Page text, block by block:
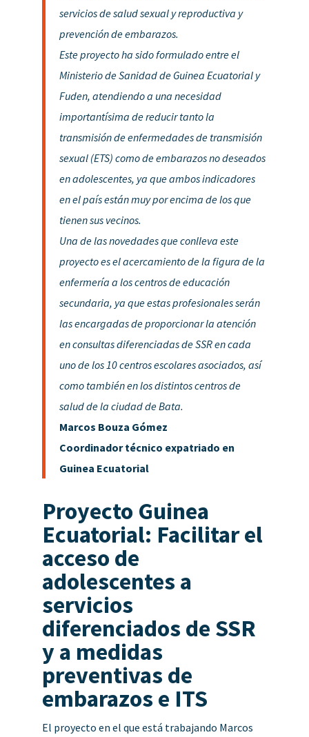
servicios de salud sexual y reproductiva y
prevención de embarazos.
Este proyecto ha sido formulado entre el
Ministerio de Sanidad de Guinea Ecuatorial y
Fuden, atendiendo a una necesidad
importantísima de reducir tanto la
transmisión de enfermedades de transmisión
sexual (ETS) como de embarazos no deseados
en adolescentes, ya que ambos indicadores
en el país están muy por encima de los que
tienen sus vecinos.
Una de las novedades que conlleva este
proyecto es el acercamiento de la figura de la
enfermería a los centros de educación
secundaria, ya que estas profesionales serán
las encargadas de proporcionar la atención
en consultas diferenciadas de SSR en cada
uno de los 10 centros escolares asociados, así
como también en los distintos centros de
salud de la ciudad de Bata.
Marcos Bouza Gómez
Coordinador técnico expatriado en
Guinea Ecuatorial
Proyecto Guinea
Ecuatorial: Facilitar el
acceso de
adolescentes a
servicios
diferenciados de SSR
y a medidas
preventivas de
embarazos e ITS
El proyecto en el que está trabajando Marcos